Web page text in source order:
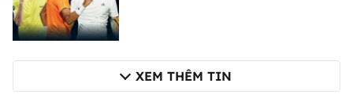
XEM THÊM TIN